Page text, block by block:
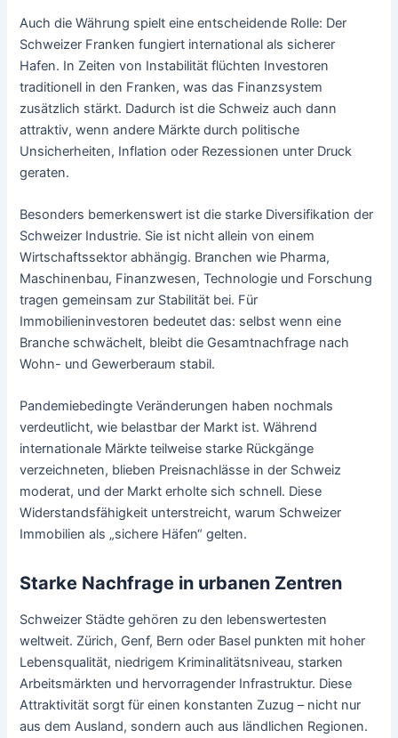
Auch die Währung spielt eine entscheidende Rolle: Der
Schweizer Franken fungiert international als sicherer
Hafen. In Zeiten von Instabilität flüchten Investoren
traditionell in den Franken, was das Finanzsystem
zusätzlich stärkt. Dadurch ist die Schweiz auch dann
attraktiv, wenn andere Märkte durch politische
Unsicherheiten, Inflation oder Rezessionen unter Druck
geraten.
Besonders bemerkenswert ist die starke Diversifikation der
Schweizer Industrie. Sie ist nicht allein von einem
Wirtschaftssektor abhängig. Branchen wie Pharma,
Maschinenbau, Finanzwesen, Technologie und Forschung
tragen gemeinsam zur Stabilität bei. Für
Immobilieninvestoren bedeutet das: selbst wenn eine
Branche schwächelt, bleibt die Gesamtnachfrage nach
Wohn- und Gewerberaum stabil.
Pandemiebedingte Veränderungen haben nochmals
verdeutlicht, wie belastbar der Markt ist. Während
internationale Märkte teilweise starke Rückgänge
verzeichneten, blieben Preisnachlässe in der Schweiz
moderat, und der Markt erholte sich schnell. Diese
Widerstandsfähigkeit unterstreicht, warum Schweizer
Immobilien als „sichere Häfen“ gelten.
Starke Nachfrage in urbanen Zentren
Schweizer Städte gehören zu den lebenswertesten
weltweit. Zürich, Genf, Bern oder Basel punkten mit hoher
Lebensqualität, niedrigem Kriminalitätsniveau, starken
Arbeitsmärkten und hervorragender Infrastruktur. Diese
Attraktivität sorgt für einen konstanten Zuzug – nicht nur
aus dem Ausland, sondern auch aus ländlichen Regionen.